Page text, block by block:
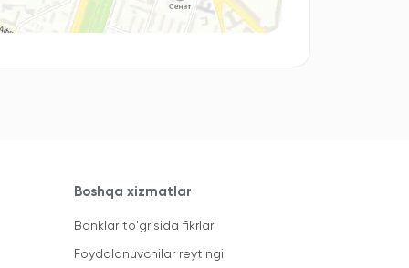
Boshqa xizmatlar
Banklar to'grisida fikrlar
Foydalanuvchilar reytingi